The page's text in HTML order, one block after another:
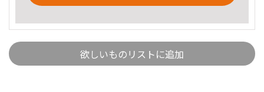
欲しいものリストに追加